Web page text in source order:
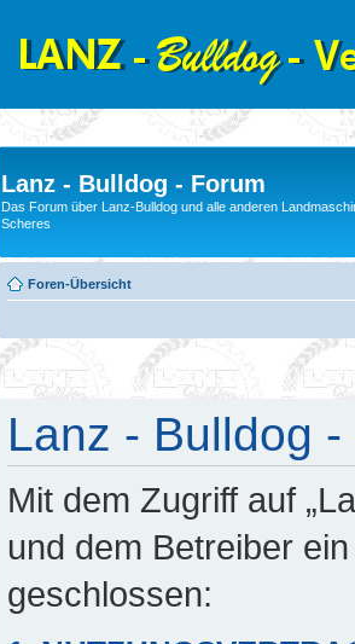
Lanz - Bulldog - Forum
Das Forum über Lanz-Bulldog und alle anderen
Scheres
Foren-Übersicht
Lanz - Bulldog
Mit dem Zugriff auf
und dem Betreiber
geschlossen: